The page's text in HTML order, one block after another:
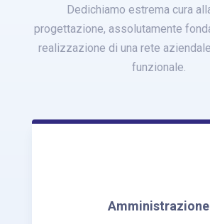
Dedichiamo estrema cura
progettazione, assolutamente
realizzazione di una rete
funzionale.
Amministrazione